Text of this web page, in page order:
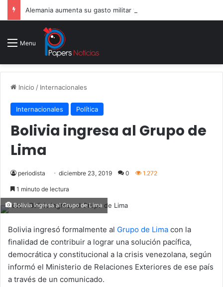
Menu
Inicio / Internacionales
Internacionales Política
Bolivia ingresa al Grupo de
Lima
periodista diciembre 23, 2019 0 1.272
1 minuto de lectura
Bolivia ingresa al Grupo de Lima
Bolivia ingresó formalmente al Grupo de Lima con la
finalidad de contribuir a lograr una solución pacífica,
democrática y constitucional a la crisis venezolana, según
informó el Ministerio de Relaciones Exteriores de ese país
a través de un comunicado.